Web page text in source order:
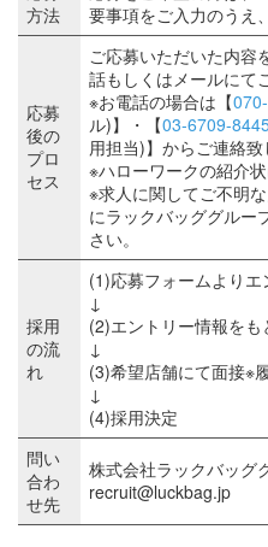
方法
要事項をご入力のうえ
応募
後の
プロ
セス
ご応募いただいた内容
話もしくはメールにて
※お電話の場合は【
ル)】・【03-6709-
用担当)】からご連絡致
※ハローワークの紹介
※求人に関してご不明
にラックバッググルー
さい。
採用
の流
れ
(1)応募フォームよりエ
↓
(2)エントリー情報を
↓
(3)希望店舗にて面接※
↓
(4)採用決定
問い
合わ
せ先
株式会社ラックバッグ
recruit@luckbag.jp